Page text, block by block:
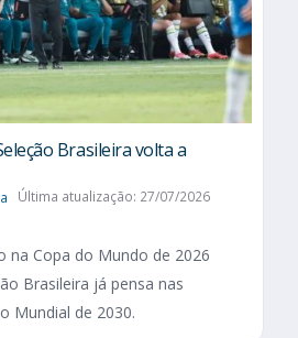
Brasileira volta a
Última atualização: 27/07/2026
na Copa do Mundo de 2026
Brasileira já pensa nas
Mundial de 2030.